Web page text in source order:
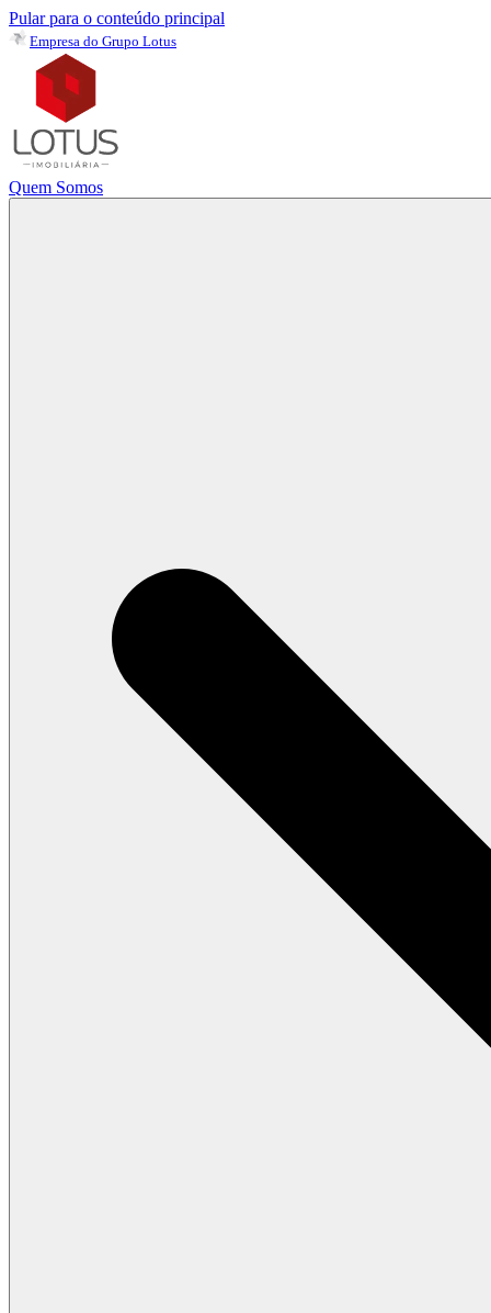
Pular para o conteúdo principal
Empresa do Grupo Lotus
Quem Somos